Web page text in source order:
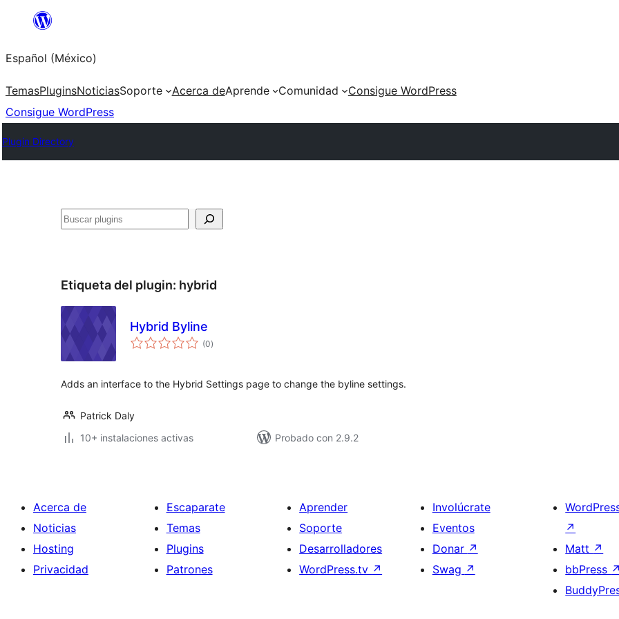
Saltar
contenido
Español (México)
TemasPluginsNoticiasSoporte Acerca deAprende Comunidad
Consigue WordPress
Consigue WordPress
Plugin Directory
Buscar
Etiqueta del plugin: hybrid
Hybrid Byline
(0total
de
)
Adds an interface to the Hybrid Settings page to change the byline settings.
Patrick Daly
10+ instalaciones activas
Probado con 2.9.2
Acerca de
Noticias
Hosting
Privacidad
Escaparate
Temas
Plugins
Patrones
Aprender
Soporte
Desarrolladores
WordPress.tv ↗
Involúcrate
Eventos
Donar ↗
Swag ↗
↗
Matt ↗
bbPress ↗